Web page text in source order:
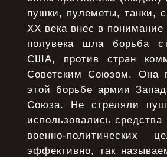
пушки, пулеметы, танки,
XX века внес в
полувека шла борьба
США, против стран
Советским Союзом. Она
этой борьбе армии
Союза. Не стреляли
использовались
военно-политических
эффективно, так